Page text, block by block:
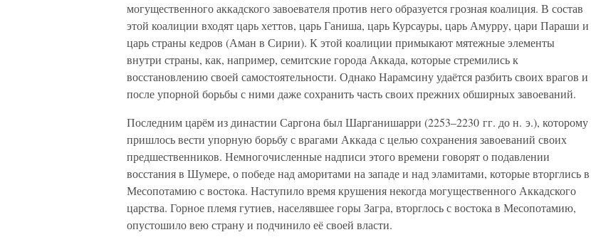
могущественного аккадского завоевателя против него образуется грозная коалиция. В состав
этой коалиции входят царь хеттов, царь Ганиша, царь Курсауры, царь Амурру, цари Параши и
царь страны кедров (Аман в Сирии). К этой коалиции примыкают мятежные элементы
внутри страны, как, например, семитские города Аккада, которые стремились к
восстановлению своей самостоятельности. Однако Нарамсину удаётся разбить своих врагов и
после упорной борьбы с ними даже сохранить часть своих прежних обширных завоеваний.
Последним царём из династии Саргона был Шарганишарри (2253–2230 гг. до н. э.), которому
пришлось вести упорную борьбу с врагами Аккада с целью сохранения завоеваний своих
предшественников. Немногочисленные надписи этого времени говорят о подавлении
восстания в Шумере, о победе над аморитами на западе и над эламитами, которые вторглись в
Месопотамию с востока. Наступило время крушения некогда могущественного Аккадского
царства. Горное племя гутиев, населявшее горы Загра, вторглось с востока в Месопотамию,
опустошило вею страну и подчинило её своей власти.